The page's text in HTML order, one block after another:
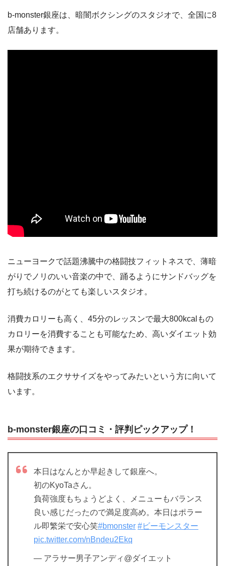
b-monster銀座は、暗闇ボクシングのスタジオで、全国に8
店舗あります。
ニューヨークで話題沸騰中の格闘技フィットネスで、薄暗
がりでノリのいい音楽の中で、踊るようにサンドバッグを
打ち続けるのがとても楽しいスタジオ。
消費カロリーも高く、45分のレッスンで最大800kcalもの
カロリーを消費することも可能なため、高いダイエット効
果が期待できます。
格闘技系のエクササイズをやってみたいという方に向いて
います。
b-monster銀座の口コミ・評判ピックアップ！
本日はなんとか早起きして銀座へ。
初のKyoTaさん。
負荷強度もちょうどよく、メニューもバランス
良い感じだったので満足度高め。本日はポラー
ル即繁栄で安心笑#bmonster #ビーモンスター
pic.twitter.com/nBndeu2Ekq
— アラサー男子アンディ@ダイエット